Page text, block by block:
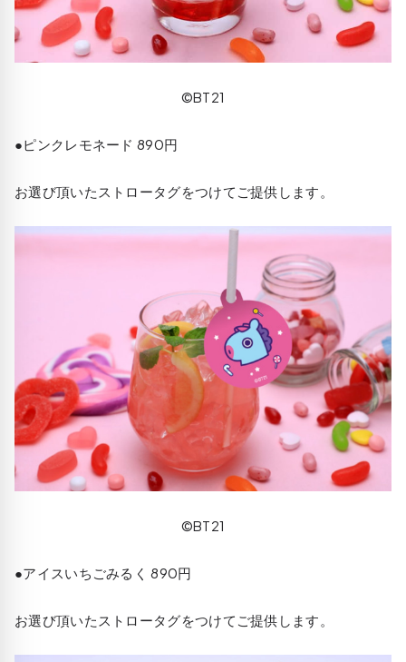
©BT21
●ピンクレモネード 890円
お選び頂いたストロータグをつけてご提供します。
©BT21
●アイスいちごみるく 890円
お選び頂いたストロータグをつけてご提供します。